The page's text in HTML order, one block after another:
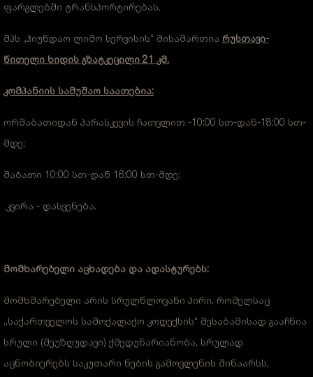
ფარგლებში ტრანსპორტირებას.
შპს „ჰიუნდაო ლიმო სერვისის“ მისამართია რუსთავი-
წითელი ხიდის გზატკეცილი 21 კმ.
კომპანიის სამუშაო საათებია:
ორშაბათიდან პარასკევის ჩათვლით -10:00 სთ-დან-18:00 სთ-
მდე;
შაბათი 10:00 სთ-დან 16:00 სთ-მდე;
კვირა - დასვენება.
მომხარებელი აცხადება და ადასტურებს:
მომხმარებელი არის სრულწლოვანი პირი, რომელსაც
,,საქართველოს სამოქალაქო კოდექსის“ შესაბამისად გააჩნია
სრული (შეუზღუდავი) ქმედუნარიანობა, სრულად
აცნობიერებს საკუთარი ნების გამოვლენის შინაარსს,